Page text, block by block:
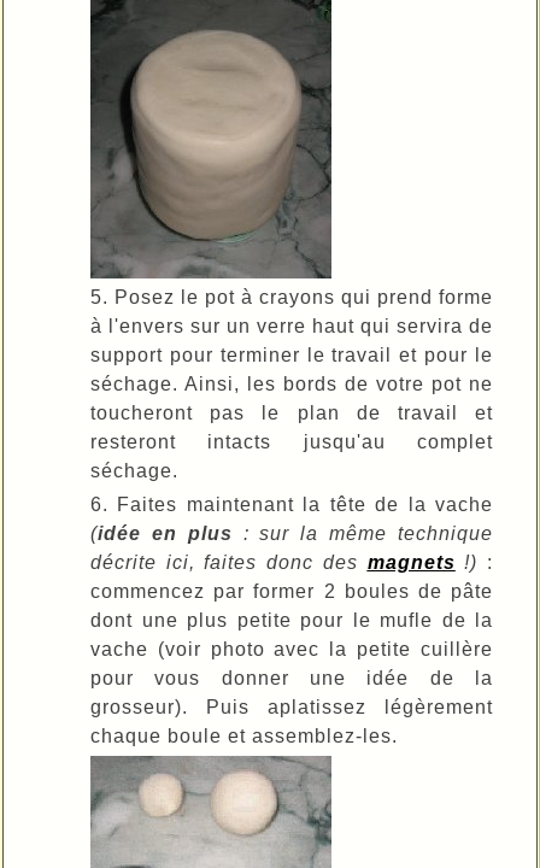
5. Posez le pot à crayons qui prend forme
à l'envers sur un verre haut qui servira de
support pour terminer le travail et pour le
séchage. Ainsi, les bords de votre pot ne
toucheront pas le plan de travail et
resteront intacts jusqu'au complet
séchage.
6. Faites maintenant la tête de la vache
(idée en plus
: sur la même technique
décrite ici, faites donc des magnets !) :
commencez par former 2 boules de pâte
dont une plus petite pour le mufle de la
vache (voir photo avec la petite cuillère
pour vous donner une idée de la
grosseur). Puis aplatissez légèrement
chaque boule et assemblez-les.